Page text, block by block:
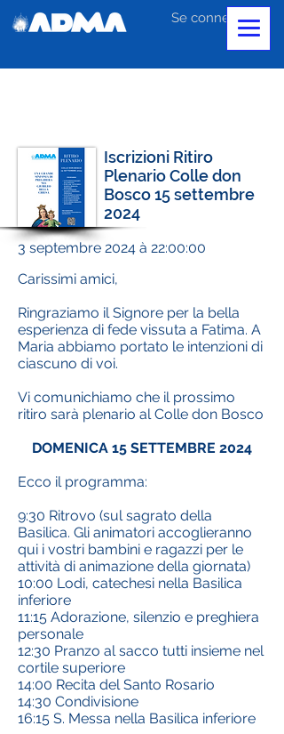
Se connecter
Iscrizioni Ritiro
Plenario Colle don
Bosco 15 settembre
2024
3 septembre 2024 à 22:00:00
Carissimi amici,
Ringraziamo il Signore per la bella
esperienza di fede vissuta a Fatima. A
Maria abbiamo portato le intenzioni di
ciascuno di voi.
Vi comunichiamo che il prossimo
ritiro sarà plenario al Colle don Bosco
DOMENICA 15 SETTEMBRE 2024
Ecco il programma:
9:30 Ritrovo (sul sagrato della
Basilica. Gli animatori accoglieranno
qui i vostri bambini e ragazzi per le
attività di animazione della giornata)
10:00 Lodi, catechesi nella Basilica
inferiore
11:15 Adorazione, silenzio e preghiera
personale
12:30 Pranzo al sacco tutti insieme nel
cortile superiore
14:00 Recita del Santo Rosario
14:30 Condivisione
16:15 S. Messa nella Basilica inferiore